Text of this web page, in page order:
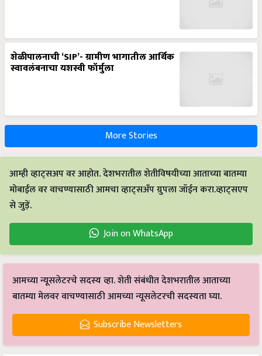
शेळीपालनाची ‘SIP’- ग्रामीण भागातील आर्थिक
स्वावलंबनाचा यशस्वी फॉर्मुला
More Stories
आम्ही व्हाट्सअप वर आहोत. देशभरातील शेतीविषयीच्या आताच्या बातम्या
मोबाईल वर वाचण्यासाठी आमचा व्हाट्सअँप ग्रुपला जॉईन करा.व्हाट्सएप
से जुड़ें.
Join on WhatsApp
आमच्या न्यूसलेटरचे सदस्य व्हा. शेती संबंधीत देशभरातील आताच्या
बातम्या मेलवर वाचण्यासाठी आमच्या न्यूसलेटरची सदस्यता घ्या.
Subscribe Newsletters